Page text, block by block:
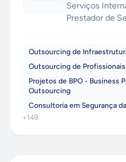
Serviços
Prestador de
Outsourcing de
Outsourcing de Profissionais
Projetos de BPO - Business
Outsourcing
Consultoria em Segurança
+149